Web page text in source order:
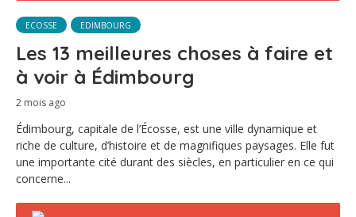
ECOSSE EDIMBOURG
Les 13 meilleures choses à faire et
à voir à Édimbourg
2 mois ago
Édimbourg, capitale de l’Écosse, est une ville dynamique et
riche de culture, d’histoire et de magnifiques paysages. Elle fut
une importante cité durant des siècles, en particulier en ce qui
concerne...